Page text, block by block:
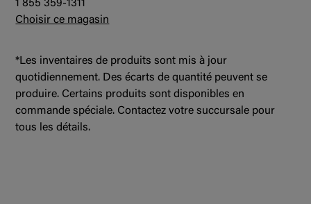
1 855 359-1311
Choisir ce magasin
*Les inventaires de produits sont mis à jour
quotidiennement. Des écarts de quantité peuvent se
produire. Certains produits sont disponibles en
commande spéciale. Contactez votre succursale pour
tous les détails.